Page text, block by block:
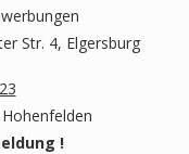
Str. 4, Elgersburg
!